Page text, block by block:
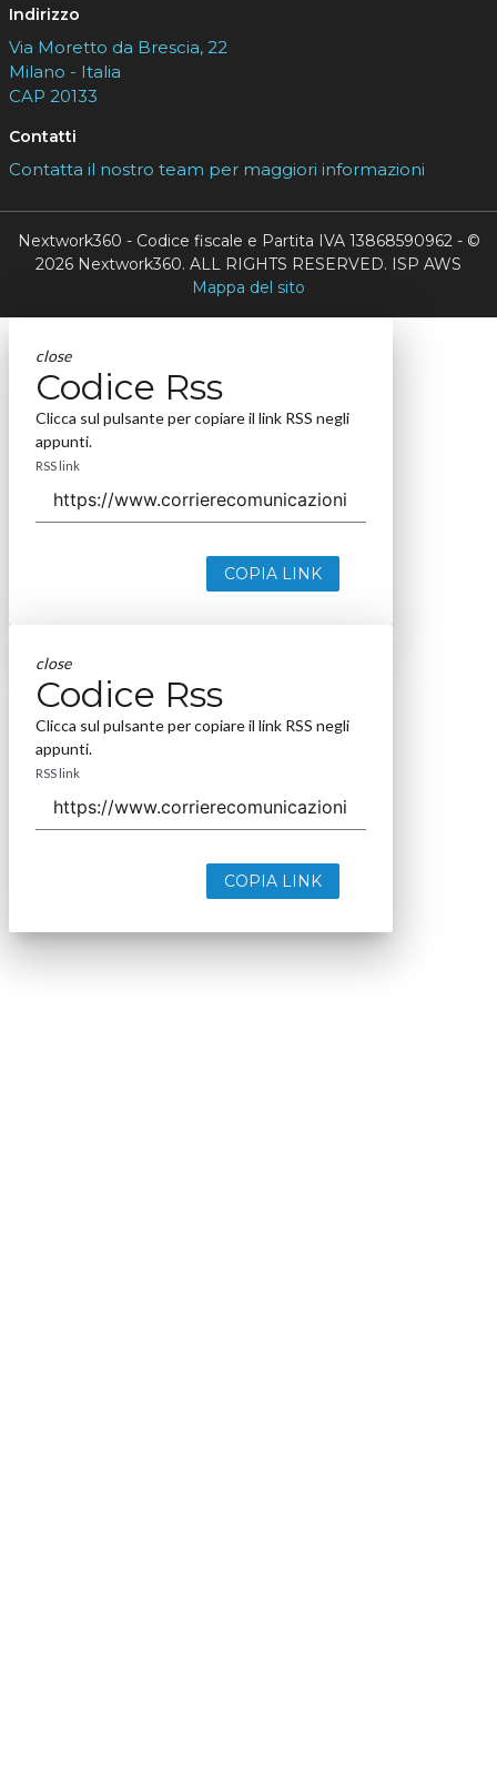
Indirizzo
Via Moretto da Brescia, 22
Milano - Italia
CAP 20133
Contatti
Contatta il nostro team per maggiori informazioni
Nextwork360 - Codice fiscale e Partita IVA 13868590962 - ©
2026 Nextwork360. ALL RIGHTS RESERVED. ISP AWS
Mappa del sito
close
Codice Rss
Clicca sul pulsante per copiare il link RSS negli
appunti.
RSS link
COPIA LINK
close
Codice Rss
Clicca sul pulsante per copiare il link RSS negli
appunti.
RSS link
COPIA LINK